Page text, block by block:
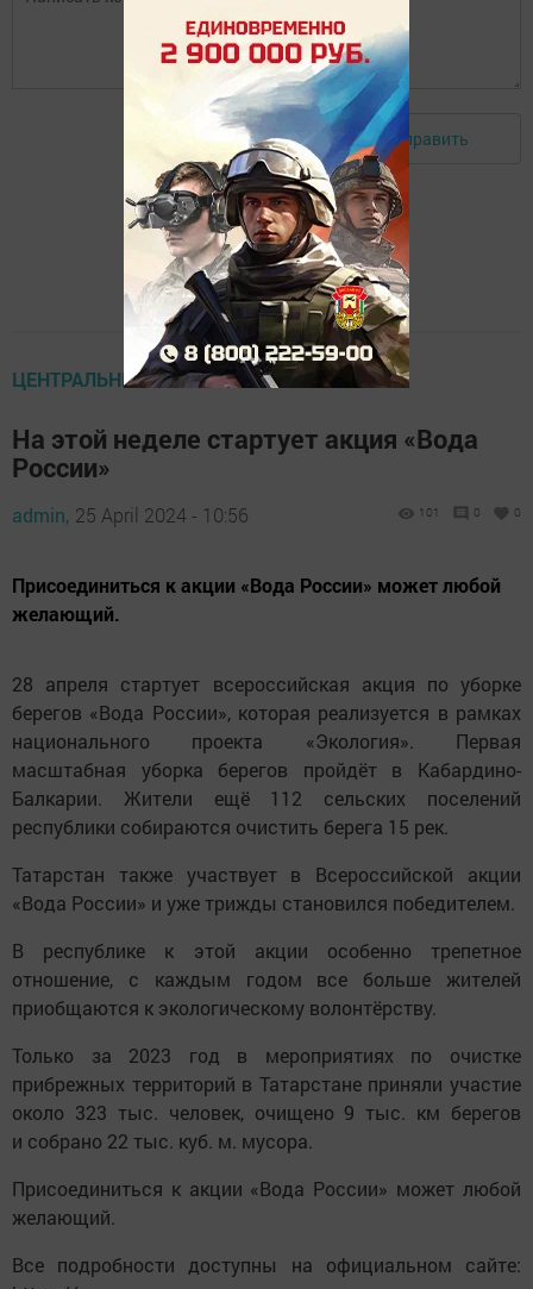
Авторизоваться Отправить
ЦЕНТРАЛЬНЫЕ НОВОСТИ
На этой неделе стартует акция «Вода
России»
admin, 25 April 2024 - 10:56 101 0 0
Присоединиться к акции «Вода России» может любой
желающий.
28 апреля стартует всероссийская акция по уборке
берегов «Вода России», которая реализуется в рамках
национального проекта «Экология». Первая
масштабная уборка берегов пройдёт в Кабардино-
Балкарии. Жители ещё 112 сельских поселений
республики собираются очистить берега 15 рек.
Татарстан также участвует в Всероссийской акции
«Вода России» и уже трижды становился победителем.
В республике к этой акции особенно трепетное
отношение, с каждым годом все больше жителей
приобщаются к экологическому волонтёрству.
Только за 2023 год в мероприятиях по очистке
прибрежных территорий в Татарстане приняли участие
около 323 тыс. человек, очищено 9 тыс. км берегов
и собрано 22 тыс. куб. м. мусора.
Присоединиться к акции «Вода России» может любой
желающий.
Все подробности доступны на официальном сайте: